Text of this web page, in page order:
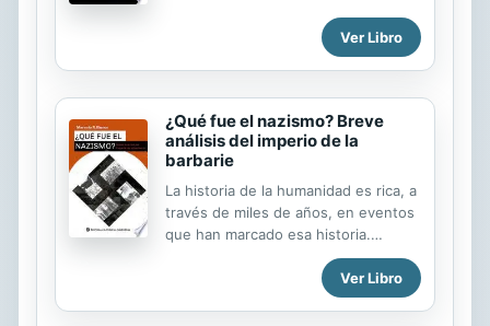
España con el doble propósito de
analizar la metamorfosis de la
sociedad y de captar los “últimos
suspiros” de una España tradicional
idealizada por los románticos, que
cumple a la perfección en estas
páginas. Dembowski gustaba de
frecuentar las capas populares, pero
no todo es pintoresquismo en estas
páginas sino que está atento a los
muestra un buen conocimiento de la
situación de España y de la...
Ver Libro
¿Qué fue el nazismo? Breve
análisis del imperio de la
barbarie
La historia de la humanidad es rica, a
través de miles de años, en eventos
que han marcado esa historia.
Hechos que han puesto una bisagra
en el desarrollo de la humanidad y
que señalan un antes y un después
Ver Libro